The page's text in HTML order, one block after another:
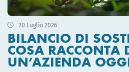
20 Luglio 2026
BILANCIO DI
COSA RACCONTA
UN’AZIENDA